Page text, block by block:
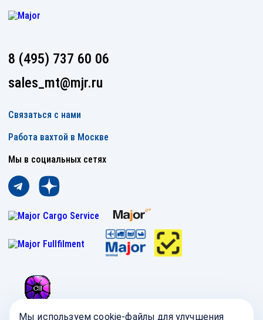
8 (495) 737 60 06
sales_mt@mjr.ru
Связаться с нами
Работа вахтой в Москве
Мы в социальных сетях
Мы используем cookie-файлы для улучшения